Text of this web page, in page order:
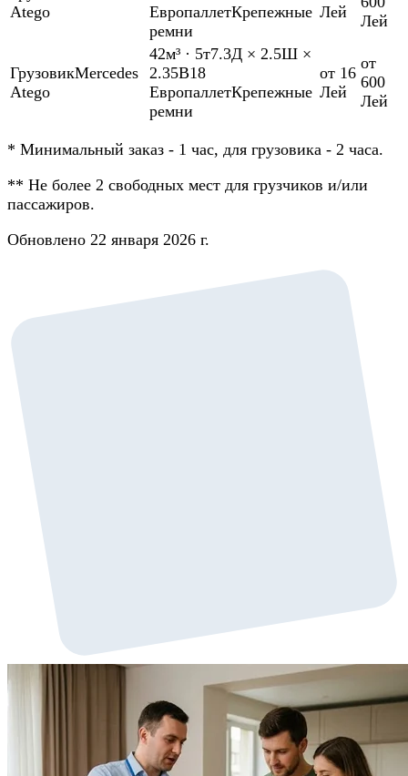
Atego
ЕвропаллетКрепежные
ремни
Лей
Лей
ГрузовикMercedes
Atego
42м³ · 5т7.3Д × 2.5Ш ×
2.35В18
ЕвропаллетКрепежные
ремни
от 16
Лей
от
600
Лей
* Минимальный заказ - 1 час, для грузовика - 2 часа.
** Не более 2 свободных мест для грузчиков и/или
пассажиров.
Обновлено 22 января 2026 г.